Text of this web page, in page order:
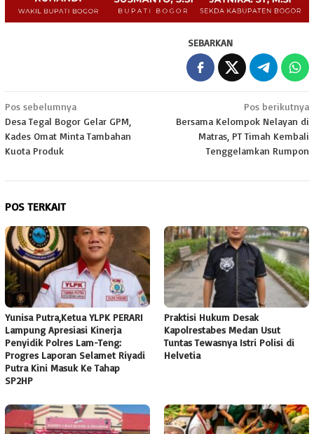
SEBARKAN
Navigasi
pos
Pos sebelumnya
Desa Tegal Bogor Gelar GPM,
Kades Omat Minta Tambahan
Kuota Produk
Pos berikutnya
Bersama Kelompok Nelayan di
Matras, PT Timah Kembali
Tenggelamkan Rumpon
POS TERKAIT
Yunisa Putra,Ketua YLPK PERARI
Lampung Apresiasi Kinerja
Penyidik Polres Lam-Teng:
Progres Laporan Selamet Riyadi
Putra Kini Masuk Ke Tahap
SP2HP
Praktisi Hukum Desak
Kapolrestabes Medan Usut
Tuntas Tewasnya Istri Polisi di
Helvetia